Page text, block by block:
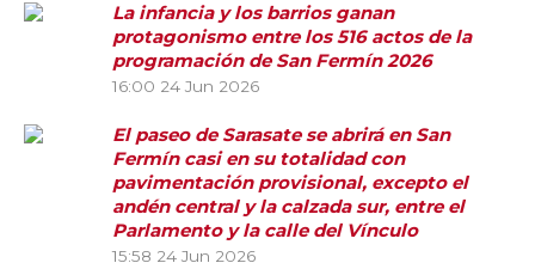
La infancia y los barrios ganan
protagonismo entre los 516 actos de la
programación de San Fermín 2026
16:00 24 Jun 2026
El paseo de Sarasate se abrirá en San
Fermín casi en su totalidad con
pavimentación provisional, excepto el
andén central y la calzada sur, entre el
Parlamento y la calle del Vínculo
15:58 24 Jun 2026